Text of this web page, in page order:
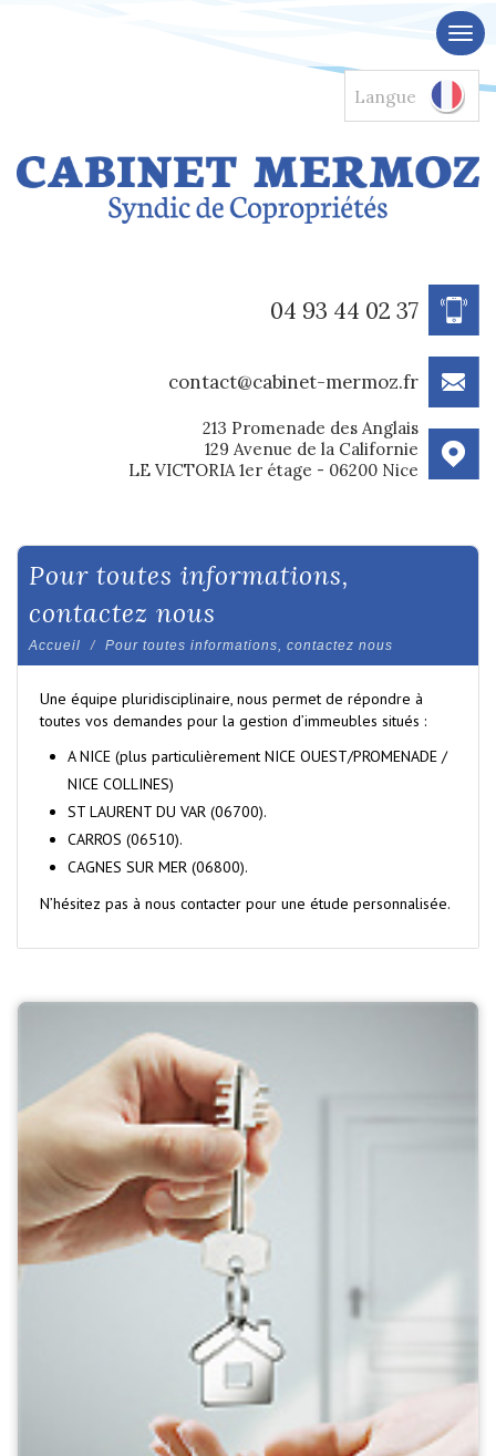
Langue
04 93 44 02 37
contact@cabinet-mermoz.fr
213 Promenade des Anglais
129 Avenue de la Californie
LE VICTORIA 1er étage - 06200 Nice
pour toutes informations,
contactez nous
Accueil Pour toutes informations, contactez nous
Une équipe pluridisciplinaire, nous permet de répondre à
toutes vos demandes pour la gestion d’immeubles situés :
A NICE (plus particulièrement NICE OUEST/PROMENADE /
NICE COLLINES)
ST LAURENT DU VAR (06700).
CARROS (06510).
CAGNES SUR MER (06800).
N’hésitez pas à nous contacter pour une étude personnalisée.